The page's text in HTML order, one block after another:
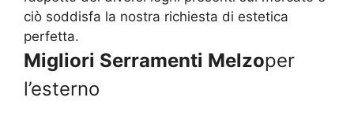
ciò soddisfa la nostra richiesta di estetica
perfetta.
Migliori Serramenti Melzoper
l’esterno